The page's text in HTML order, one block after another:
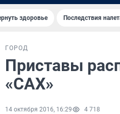
здоровье Последствия
ГОРОД
Приставы
«САХ»
14 октября 2016, 16:29 4 718